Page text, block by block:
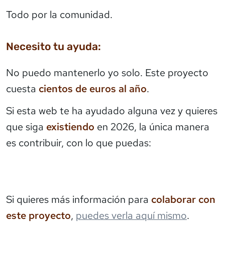
Todo por la comunidad.
Necesito tu ayuda:
No puedo mantenerlo yo solo. Este proyecto
cuesta cientos de euros al año.
Si esta web te ha ayudado alguna vez y quieres
que siga existiendo en 2026, la única manera
es contribuir, con lo que puedas:
Si quieres más información para colaborar con
este proyecto, puedes verla aquí mismo.